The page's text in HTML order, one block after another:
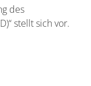
des
stellt sich vor.